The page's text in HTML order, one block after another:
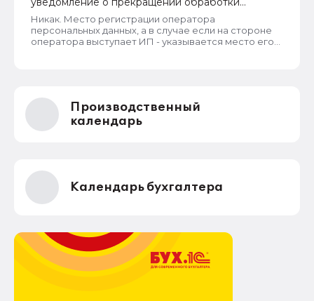
персональных данных
Никак. Место регистрации оператора
персональных данных, а в случае если на стороне
оператора выступает ИП - указывается место его
сведениями. Делается это для того, чтобы у
субъектов ПД имелась возможность в случае
нарушения их прав обратиться непосредственно к
оператору для устранения нарушений.
Производственный
календарь
Календарь бухгалтера